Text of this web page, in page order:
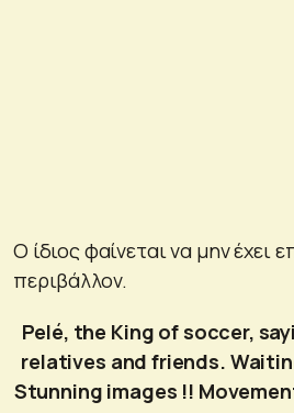
Ο ίδιος φαίνεται να μην έχει
περιβάλλον.
Pelé, the King of soccer,
relatives and friends.
Stunning images !!